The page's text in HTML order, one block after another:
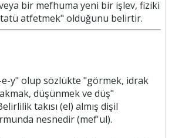
bir mefhuma yeni bir işlev, fiziki
atfetmek" olduğunu belirtir.
y" olup sözlükte "görmek, idrak
düşünmek ve düş"
takısı (el) almış dişil
nesnedir (mef'ul).